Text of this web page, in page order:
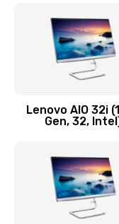
Замена
Lenovo AIO 32i
Gen, 32,